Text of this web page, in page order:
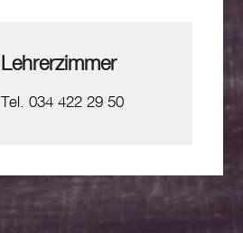
Lehrerzimmer
Tel. 034 422 29 50